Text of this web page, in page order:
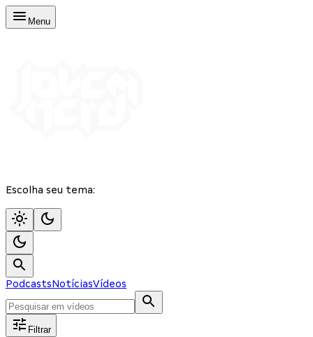
Menu
Escolha seu tema:
PodcastsNotíciasVídeos
Filtrar